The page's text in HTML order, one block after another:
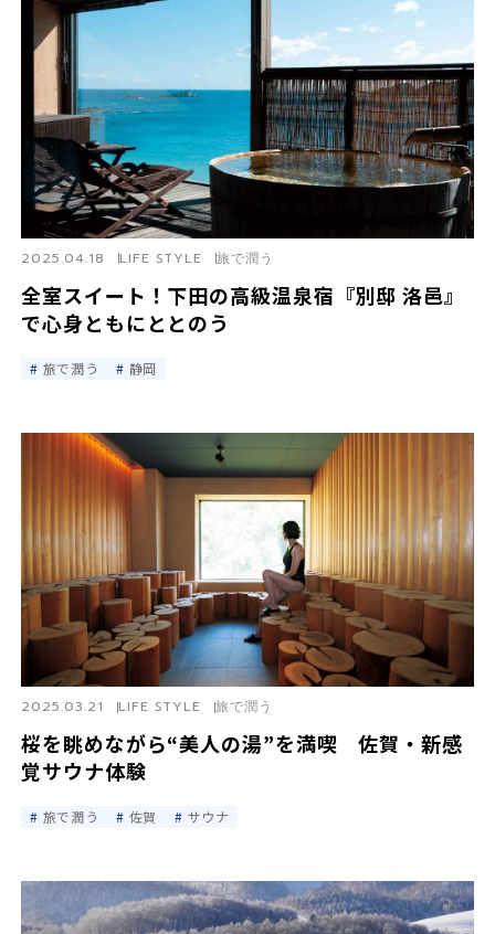
全室スイート！下田の高級温泉宿『別邸 洛邑』
で心身ともにととのう
2025.04.18 LIFE STYLE 旅で潤う
旅で潤う 静岡
桜を眺めながら“美人の湯”を満喫 佐賀・新感
覚サウナ体験
2025.03.21 LIFE STYLE 旅で潤う
旅で潤う 佐賀 サウナ